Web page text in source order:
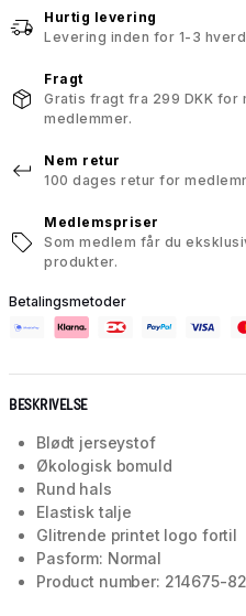
Hurtig levering
Levering inden for 1-3
Fragt
Gratis fragt fra 299 DKK for
medlemmer.
Nem retur
100 dages retur for
Medlemspriser
Som medlem får du
produkter.
Betalingsmetoder
BESKRIVELSE
Blødt jerseystof
Økologisk bomuld
Rund hals
Elastisk talje
Glitrende printet logo fortil
Pasform: Normal
Product number: 214675-